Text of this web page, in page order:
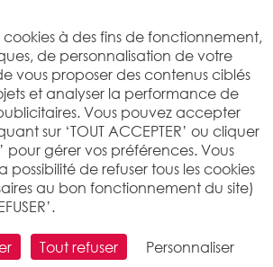
cookies à des fins de fonctionnement,
de personnalisation de votre
vous proposer des contenus ciblés
et analyser la performance de
Vous pouvez accepter
sur ‘TOUT ACCEPTER’ ou cliquer
pour gérer vos préférences. Vous
de refuser tous les cookies
au bon fonctionnement du site)
Tout refuser Personnaliser